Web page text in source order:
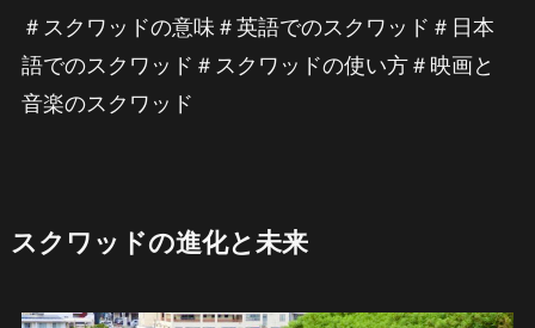
＃スクワッドの意味＃英語でのスクワッド＃日本
語でのスクワッド＃スクワッドの使い方＃映画と
音楽のスクワッド
スクワッドの進化と未来